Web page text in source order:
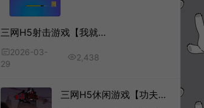
三网H5射击游戏【我就要吃鸡H5】3月最新整理Linux手工服务端+Win一键服务端+解压即玩+简易安卓客户端+详细搭建教程
2026-03-
29
2,438
三网H5休闲游戏【功夫火柴人H5】3月最新整理Linux手工服务端+Win一键服务端+解压即玩+简易安卓客户端+详细搭建教程